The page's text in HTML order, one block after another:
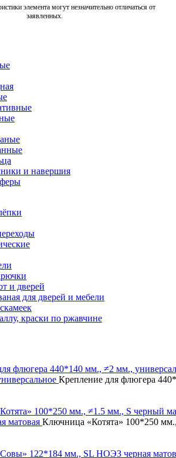
элемента могут незначительно отличаться от
заявленных.
и навершия
и дверей
для дверей и мебели
краски по ржавчине
Крепление для флюгера
матовая Ключница «Котята» 100*250